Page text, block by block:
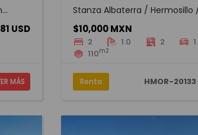
USD
MÁS
Stanza Albaterra / Hermosillo
$10,000 MXN
2 1.0 2 1
110m2
Renta HMOR-20133